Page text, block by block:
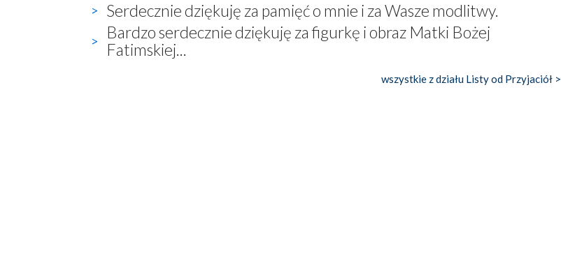
Serdecznie dziękuję za pamięć o mnie i za Wasze modlitwy.
Bardzo serdecznie dziękuję za figurkę i obraz Matki Bożej
Fatimskiej...
wszystkie z działu Listy od Przyjaciół >